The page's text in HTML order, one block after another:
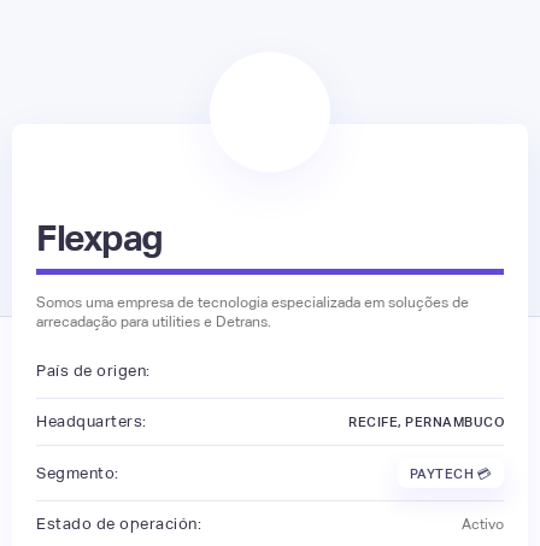
Flexpag
Somos uma empresa de tecnologia especializada em soluções de
arrecadação para utilities e Detrans.
País de origen:
Headquarters: RECIFE, PERNAMBUCO
Segmento: PAYTECH 💳
Estado de operación: Activo